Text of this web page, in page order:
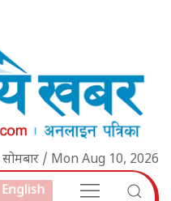
सोमबार / Mon Aug 10, 2026
English